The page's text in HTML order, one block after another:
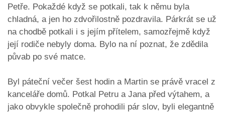
Petře. Pokaždé když se potkali, tak k němu byla
chladná, a jen ho zdvořilostně pozdravila. Párkrát se už
na chodbě potkali i s jejím přítelem, samozřejmě když
její rodiče nebyly doma. Bylo na ní poznat, že zdědila
půvab po své matce.
Byl páteční večer šest hodin a Martin se právě vracel z
kanceláře domů. Potkal Petru a Jana před výtahem, a
jako obvykle společně prohodili pár slov, byli elegantně